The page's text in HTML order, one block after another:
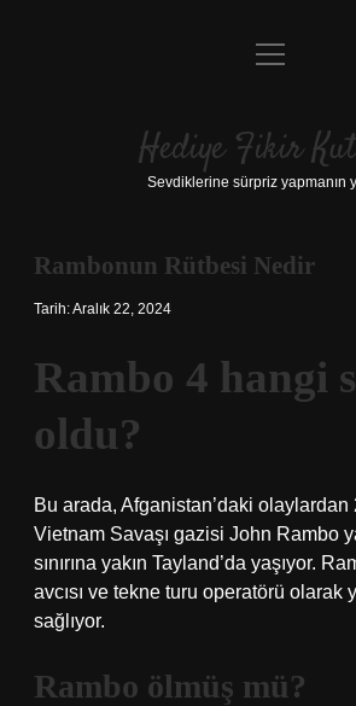
Anasayfa
Yasal Uyarı
menüyü
Hediye Fikir
Sevdiklerine sürpriz yapmanın
Rambonun Rütbesi Nedir
Tarih: Aralık 22, 2024
Rambo 4 hangi
oldu?
Bu arada, Afganistan’daki olaylardan
Vietnam Savaşı gazisi John Rambo
sınırına yakın Tayland’da yaşıyor.
avcısı ve tekne turu operatörü olarak
sağlıyor.
Rambo ölmüş mü?